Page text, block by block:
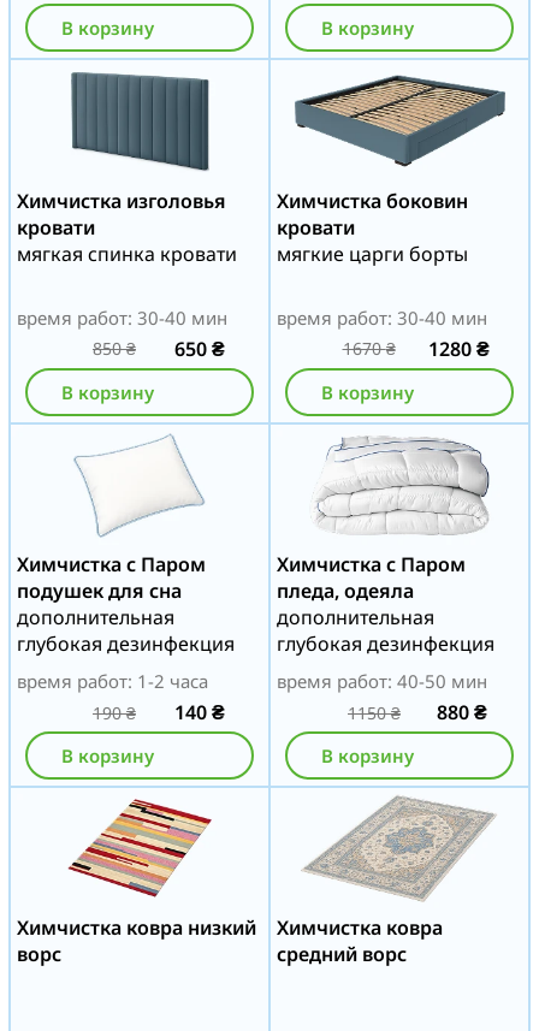
В корзину В корзину
Химчистка изголовья
кровати
мягкая спинка кровати
время работ: 30-40 мин
850₴ 650₴
В корзину
Химчистка боковин
кровати
мягкие царги борты
время работ: 30-40 мин
1670₴ 1280₴
В корзину
Химчистка с Паром
подушек для сна
дополнительная
глубокая дезинфекция
время работ: 1-2 часа
190₴ 140₴
В корзину
Химчистка с Паром
пледа, одеяла
дополнительная
глубокая дезинфекция
время работ: 40-50 мин
1150₴ 880₴
В корзину
Химчистка ковра низкий
ворс
Химчистка ковра
средний ворс